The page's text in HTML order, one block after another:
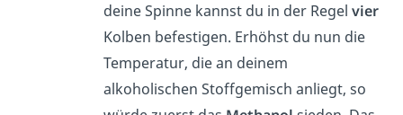
deine Spinne kannst du in der Regelvier
Kolben befestigen. Erhöhst du nun die
Temperatur, die an deinem
alkoholischen Stoffgemisch anliegt, so